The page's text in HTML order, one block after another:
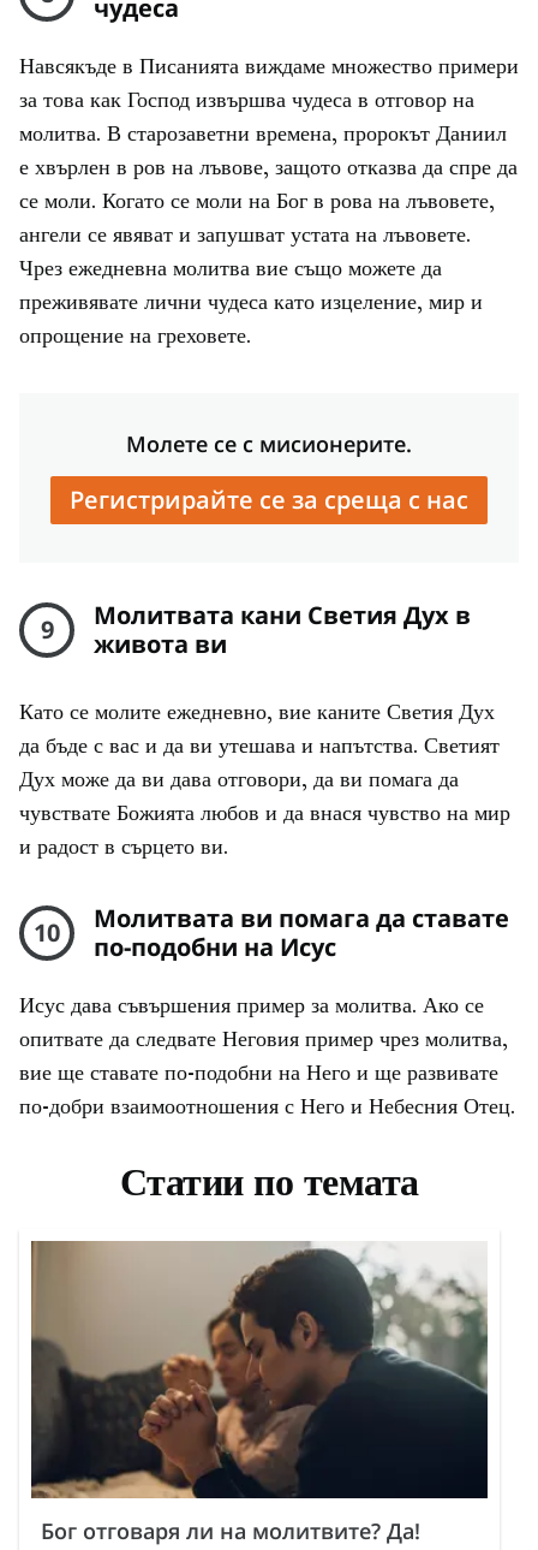
чудеса
Навсякъде в Писанията виждаме множество примери
за това как Господ извършва чудеса в отговор на
молитва. В старозаветни времена, пророкът Даниил
е хвърлен в ров на лъвове, защото отказва да спре да
се моли. Когато се моли на Бог в рова на лъвовете,
ангели се явяват и запушват устата на лъвовете.
Чрез ежедневна молитва вие също можете да
преживявате лични чудеса като изцеление, мир и
опрощение на греховете.
Молете се с мисионерите.
Регистрирайте се за среща с нас
9
Молитвата кани Светия Дух в
живота ви
Като се молите ежедневно, вие каните Светия Дух
да бъде с вас и да ви утешава и напътства. Светият
Дух може да ви дава отговори, да ви помага да
чувствате Божията любов и да внася чувство на мир
и радост в сърцето ви.
10
Молитвата ви помага да ставате
по-подобни на Исус
Исус дава съвършения пример за молитва. Ако се
опитвате да следвате Неговия пример чрез молитва,
вие ще ставате по-подобни на Него и ще развивате
по-добри взаимоотношения с Него и Небесния Отец.
Статии по темата
Бог отговаря ли на молитвите? Да!